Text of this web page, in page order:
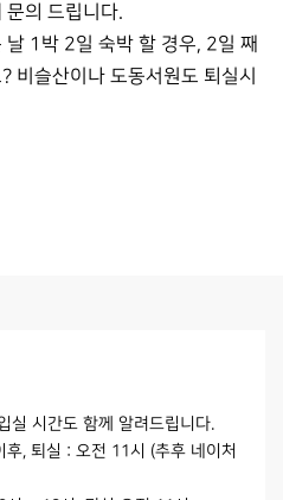
문의 드립니다.
날 1박 2일 숙박 할 경우, 2일 째
비슬산이나 도동서원도 퇴실시
실 시간도 함께 알려드립니다.
, 퇴실 : 오전 11시 (추후 네이처